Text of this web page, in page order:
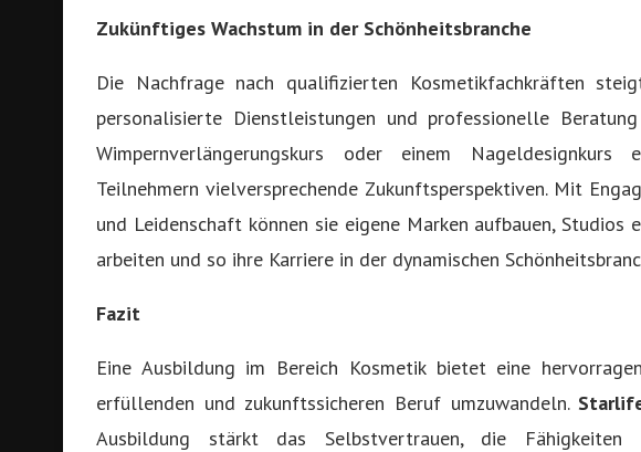
Zukünftiges Wachstum in der Schönheitsbranche
Die Nachfrage nach qualifizierten Kosmetikfachkräften
personalisierte Dienstleistungen und professionelle
Wimpernverlängerungskurs oder einem
Teilnehmern vielversprechende Zukunftsperspektiven. Mit
und Leidenschaft können sie eigene Marken aufbauen,
arbeiten und so ihre Karriere in der dynamischen
Fazit
Eine Ausbildung im Bereich Kosmetik bietet eine
erfüllenden und zukunftssicheren Beruf umzuwandeln.
Ausbildung stärkt das Selbstvertrauen, die